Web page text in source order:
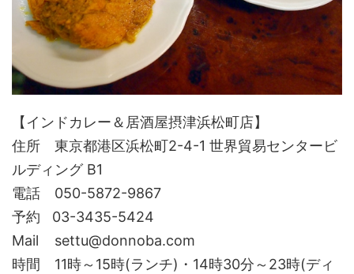
【インドカレー＆居酒屋摂津浜松町店】
住所 東京都港区浜松町2-4-1 世界貿易センタービ
ルディング B1
電話 050-5872-9867
予約 03-3435-5424
Mail settu@donnoba.com
時間 11時～15時(ランチ)・14時30分～23時(ディ